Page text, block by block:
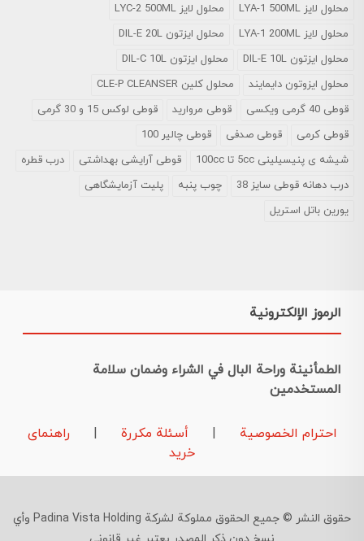
محلول لایز LYA-1 500ML
محلول لایز LYC-2 500ML
محلول لایز LYA-1 200ML
محلول ایزتون DIL-E 20L
محلول ایزتون DIL-E 10L
محلول ایزتون DIL-C 10L
محلول ایزوتون دایمایند
محلول کلین CLE-P CLEANSER
قوطی 40 گرمی ویکسی
قوطی مروارید
قوطی لوکس 15 و 30 گرمی
قوطی کرمی
قوطی صدفی
قوطی چالیر 100
شیشه ی پنیسیلینی 5cc تا 100cc
قوطی آرایشی بهداشتی
درب قطره
درب دهانه قوطی سایز 38
چوب پنبه
پلیت آزمایشگاهی
یورین باتل استریل
الرموز الإلكترونية
الطمأنينة وراحة البال في الشراء وضمان سلامة
المستخدمين
احترام الخصوصية | أسئلة مكررة |
راهنمای
خرید
حقوق النشر © جميع الحقوق مملوكة لشركة Padina Vista Holding وأي